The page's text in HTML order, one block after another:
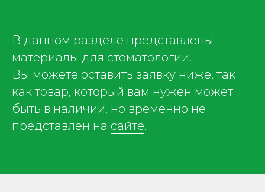
В данном разделе представлены
материалы для стоматологии.
Вы можете оставить заявку ниже, так
как товар, который вам нужен может
быть в наличии, но временно не
представлен на сайте.